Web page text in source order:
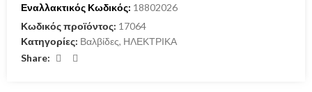
Εναλλακτικός Κωδικός: 18802026
Κωδικός προϊόντος: 17064
Κατηγορίες: Βαλβίδες, ΗΛΕΚΤΡΙΚΑ
Share: